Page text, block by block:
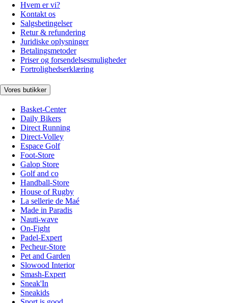
Hvem er vi?
Kontakt os
Salgsbetingelser
Retur & refundering
Juridiske oplysninger
Betalingsmetoder
Priser og forsendelsesmuligheder
Fortrolighedserklæring
Vores butikker
Basket-Center
Daily Bikers
Direct Running
Direct-Volley
Espace Golf
Foot-Store
Galop Store
Golf and co
Handball-Store
House of Rugby
La sellerie de Maé
Made in Paradis
Nauti-wave
On-Fight
Padel-Expert
Pecheur-Store
Pet and Garden
Slowood Interior
Smash-Expert
Sneak'In
Sneakids